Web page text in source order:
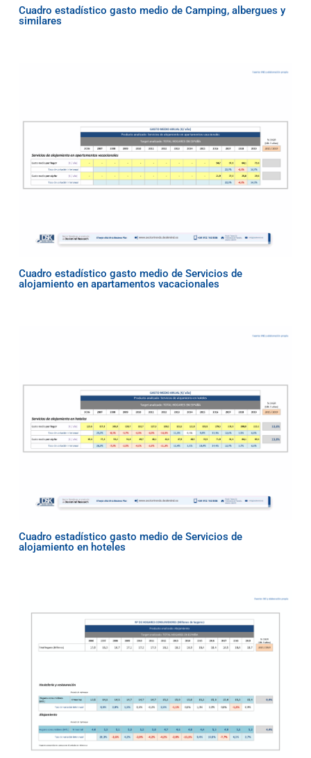
Cuadro estadístico gasto medio de Camping, albergues y
similares
Cuadro estadístico gasto medio de Servicios de
alojamiento en apartamentos vacacionales
Cuadro estadístico gasto medio de Servicios de
alojamiento en hoteles